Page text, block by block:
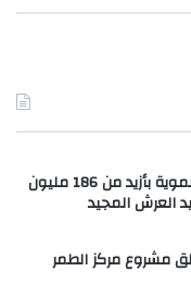
عامل إقليم صفرو يطلق ويدشن مشاريع تنموية بأزيد من 186 مليون
العرش المجيد
مشروع مركز الطمر